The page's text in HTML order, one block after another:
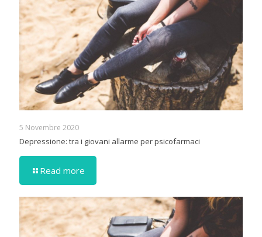
5 Novembre 2020
Depressione: tra i giovani allarme per psicofarmaci
Read more